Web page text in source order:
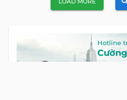
Hotline